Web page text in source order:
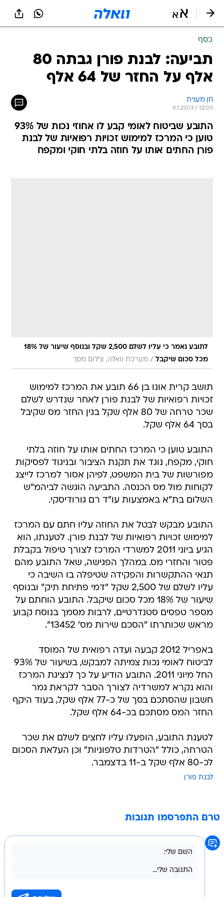
כסף
תביעה: לבנת פורן גבתה 80
אלף על החזר של 64 אלף
חן מענית
9.1.2013 / 12:05
התובע שביטוח לאומי קבע לו אחוזי נכות של 93%
טוען כי המרכז למימוש זכויות רפואיות של לבנת
פורן החתים אותו על חוזה בלתי חוקי ומקפח
לתובע נאמר כי עליו לשלם 2,500 שקל ובנוסף שיעור של 18%
מכל סכום שיקבל / מערכת וואלה, צילום מסך
תושב קרית אונו בן 66 תובע את המרכז למימוש
זכויות רפואיות של לבנת פורן לאחר שנדרש לשלם
שכר טרחה של 80 אלף שקל בגין החזר מס שקיבל
בסך 64 אלף שקל.
התובע טוען כי המרכז החתים אותו על חוזה בלתי
חוקי, מקפח, נוגד את תקנת הציבור ובניגוד לפסיקות
מפורשות של בית המשפט, לפיהן אסור למרכז לייצג
לקוחות מול מס הכנסה. התביעה הוגשה לביהמ"ש
השלום בת"א באמצעות עו"ד רם גורודיסקי.
התובע מבקש לבטל את החוזה עליו חתם עם המרכז
למימוש זכויות רפואיות של לבנת פורן. לטענתו, הוא
הגיע ביוני 2011 למשרדי המרכז לצורך טיפול בקבלת
פטור והחזרי מס. במהלך הפגישה, שאל התובע מהם
תנאי ההתקשרות והפקידה שטיפלה בו השיבה כי
עליו לשלם של 2,500 שקל "דמי פתיחת תיק" ובנוסף
שיעור של 18% מכל סכום שיקבל. התובע הוחתם על
מספר טפסים סטנדרטיים, לרבות מסמך בנוסח קבוע
מראש שכותרתו "הסכם שירות מס' 13452".
באפריל 2012 קבעה ועדה רפואית של המוסד
לביטוח לאומי נכות צמיתה למבקש, בשיעור של 93%
החל מיוני 2011. התובע הודיע על כך לנציגת המרכז
והוא נקרא למשרדיה לצורך הסבר לקראת גמר
חשבון שהסתכם בסך של כ-77 אלף שקל, בעוד היקף
החזר המס מסתכם בכ-64 אלף שקל.
לטענת התובע, הופעלו עליו לחצים לשלם את שכר
הטרחה, כולל "הטרדות טלפוניות" וכן העלאת הסכום
לכ-80 אלף שקל ב-11 בדצמבר.
לבנת פורן
טרם התפרסמו תגובות